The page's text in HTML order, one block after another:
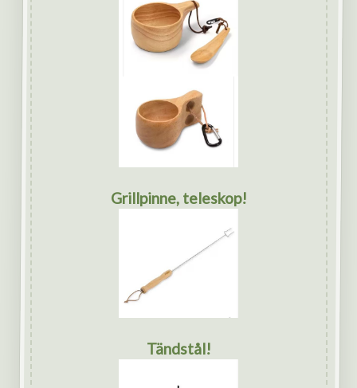
Grillpinne, teleskop!
Tändstål!